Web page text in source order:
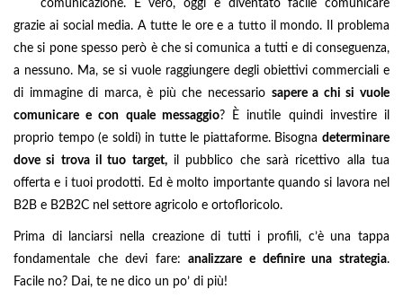
comunicazione. È vero, oggi è diventato facile comunicare
grazie ai social media. A tutte le ore e a tutto il mondo. Il problema
che si pone spesso però è che si comunica a tutti e di conseguenza,
a nessuno. Ma, se si vuole raggiungere degli obiettivi commerciali e
di immagine di marca, è più che necessario sapere a chi si vuole
comunicare e con quale messaggio? È inutile quindi investire il
proprio tempo (e soldi) in tutte le piattaforme. Bisogna determinare
dove si trova il tuo target,il pubblico che sarà ricettivo alla tua
offerta e i tuoi prodotti. Ed è molto importante quando si lavora nel
B2B e B2B2C nel settore agricolo e ortofloricolo.
Prima di lanciarsi nella creazione di tutti i profili, c’è una tappa
fondamentale che devi fare:analizzare e definire una strategia.
Facile no? Dai, te ne dico un po’ di più!